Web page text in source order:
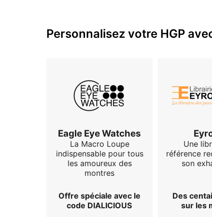
Personnalisez votre HGP
Eagle Eye Watches
La Macro Loupe
indispensable pour tous
les amoureux des
montres
Offre spéciale avec le
code DIALICIOUS
Une
référence
son
Des
sur les